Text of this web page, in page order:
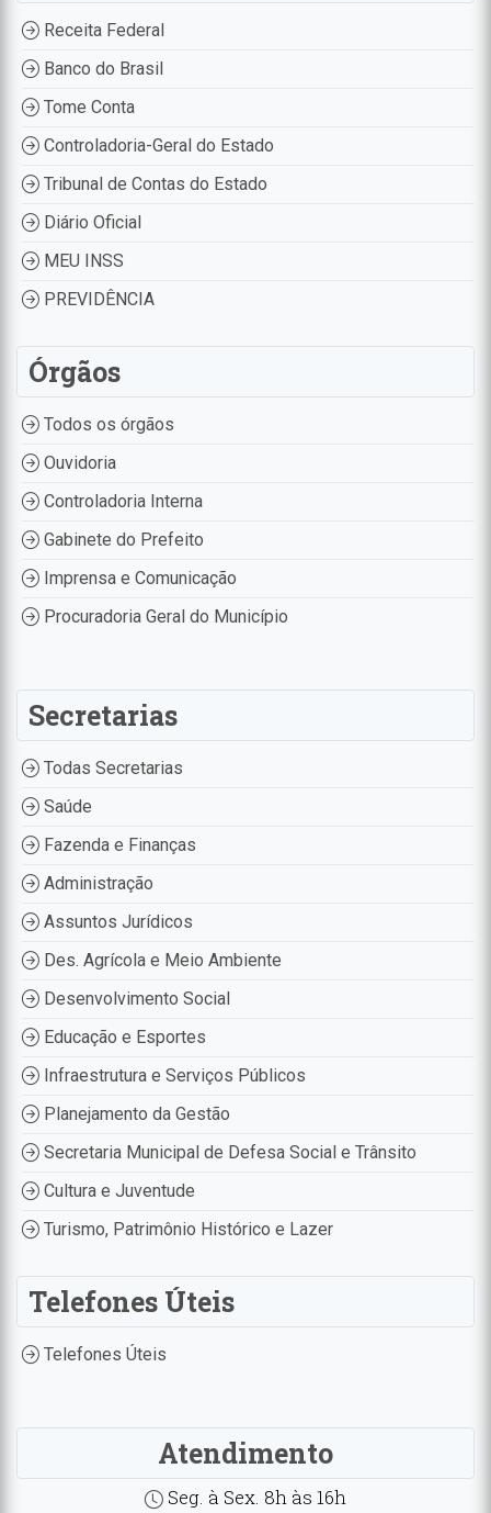
Receita Federal
Banco do Brasil
Tome Conta
Controladoria-Geral do Estado
Tribunal de Contas do Estado
Diário Oficial
MEU INSS
PREVIDÊNCIA
Órgãos
Todos os órgãos
Ouvidoria
Controladoria Interna
Gabinete do Prefeito
Imprensa e Comunicação
Procuradoria Geral do Município
Secretarias
Todas Secretarias
Saúde
Fazenda e Finanças
Administração
Assuntos Jurídicos
Des. Agrícola e Meio Ambiente
Desenvolvimento Social
Educação e Esportes
Infraestrutura e Serviços Públicos
Planejamento da Gestão
Secretaria Municipal de Defesa Social e Trânsito
Cultura e Juventude
Turismo, Patrimônio Histórico e Lazer
Telefones Úteis
Telefones Úteis
Atendimento
Seg. à Sex. 8h às 16h